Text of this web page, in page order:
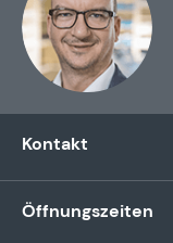
Kontakt
Öffnungszeiten